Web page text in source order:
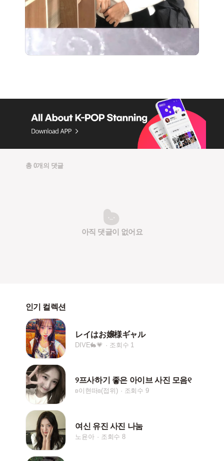
총 0개의 댓글
아직 댓글이 없어요
인기 컬렉션
レイはお嬢様ギャル
DIVE🐇💗 조회수 1
୨프사하기 좋은 아이브 사진 모음୧
ʚ이현떠ɞ(접위) 조회수 9
여신 유진 사진 나눔
노윤아 조회수 8